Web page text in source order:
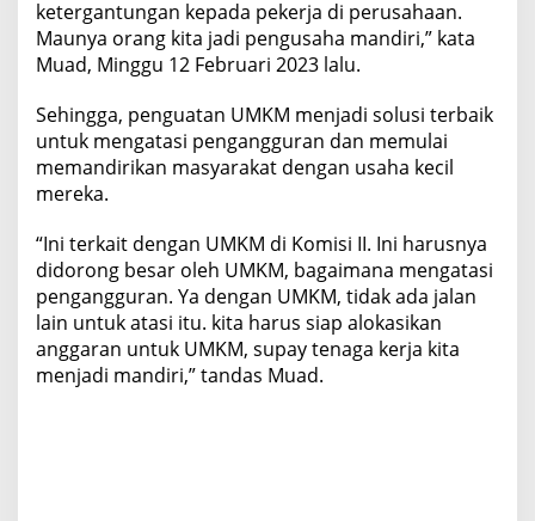
ketergantungan kepada pekerja di perusahaan.
Maunya orang kita jadi pengusaha mandiri,” kata
Muad, Minggu 12 Februari 2023 lalu.
Sehingga, penguatan UMKM menjadi solusi terbaik
untuk mengatasi pengangguran dan memulai
memandirikan masyarakat dengan usaha kecil
mereka.
“Ini terkait dengan UMKM di Komisi II. Ini harusnya
didorong besar oleh UMKM, bagaimana mengatasi
pengangguran. Ya dengan UMKM, tidak ada jalan
lain untuk atasi itu. kita harus siap alokasikan
anggaran untuk UMKM, supay tenaga kerja kita
menjadi mandiri,” tandas Muad.